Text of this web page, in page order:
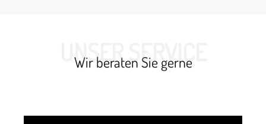
UNSER SERVICE
Wir beraten Sie gerne